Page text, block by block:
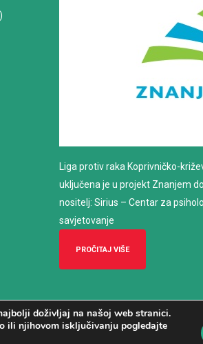
doživljaj na našoj web stranici.
ili njihovom isključivanju pogledajte
Liga protiv raka Koprivničko-
uključena je u projekt Znanjem
nositelj: Sirius – Centar za
savjetovanje
PROČITAJ VIŠE